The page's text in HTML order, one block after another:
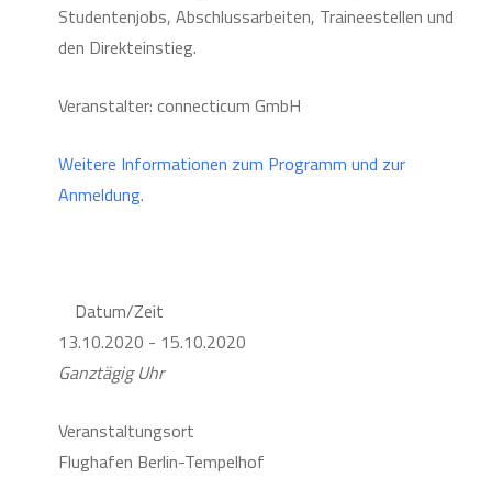
Studentenjobs, Abschlussarbeiten, Traineestellen und
den Direkteinstieg.
Veranstalter: connecticum GmbH
Weitere Informationen zum Programm und zur
Anmeldung.
Datum/Zeit
13.10.2020 - 15.10.2020
Ganztägig Uhr
Veranstaltungsort
Flughafen Berlin-Tempelhof